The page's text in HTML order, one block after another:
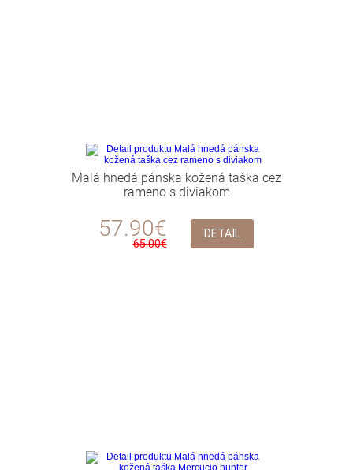
Malá hnedá pánska kožená taška cez
rameno s diviakom
57.90€
65.00€
DETAIL